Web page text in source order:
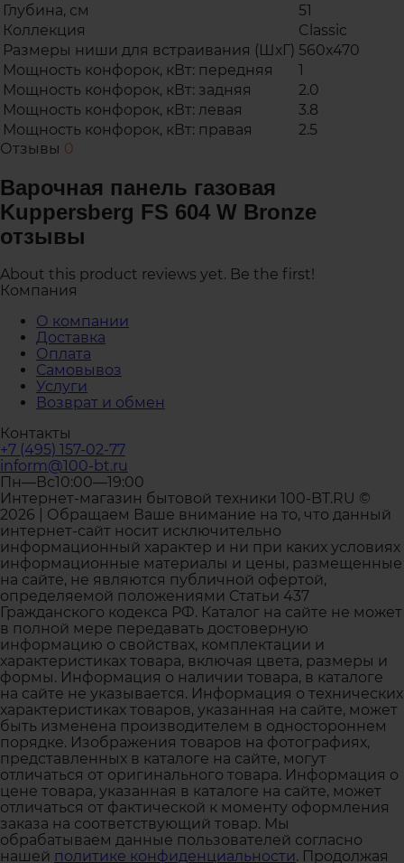
Глубина, см
51
Коллекция
Classic
Размеры ниши для встраивания (ШхГ) 560x470
Мощность конфорок, кВт: передняя
1
Мощность конфорок, кВт: задняя
2.0
Мощность конфорок, кВт: левая
3.8
Мощность конфорок, кВт: правая
2.5
Отзывы 0
Варочная панель газовая
Kuppersberg FS 604 W Bronze
отзывы
About this product reviews yet. Be the first!
Компания
О компании
Доставка
Оплата
Самовывоз
Услуги
Возврат и обмен
Контакты
+7 (495) 157-02-77
inform@100-bt.ru
Пн—Вс10:00—19:00
Интернет-магазин бытовой техники 100-BT.RU ©
2026 | Обращаем Ваше внимание на то, что данный
интернет-сайт носит исключительно
информационный характер и ни при каких условиях
информационные материалы и цены, размещенные
на сайте, не являются публичной офертой,
определяемой положениями Статьи 437
Гражданского кодекса РФ. Каталог на сайте не может
в полной мере передавать достоверную
информацию о свойствах, комплектации и
характеристиках товара, включая цвета, размеры и
формы. Информация о наличии товара, в каталоге
на сайте не указывается. Информация о технических
характеристиках товаров, указанная на сайте, может
быть изменена производителем в одностороннем
порядке. Изображения товаров на фотографиях,
представленных в каталоге на сайте, могут
отличаться от оригинального товара. Информация о
цене товара, указанная в каталоге на сайте, может
отличаться от фактической к моменту оформления
заказа на соответствующий товар. Мы
обрабатываем данные пользователей согласно
нашей политике конфиденциальности. Продолжая